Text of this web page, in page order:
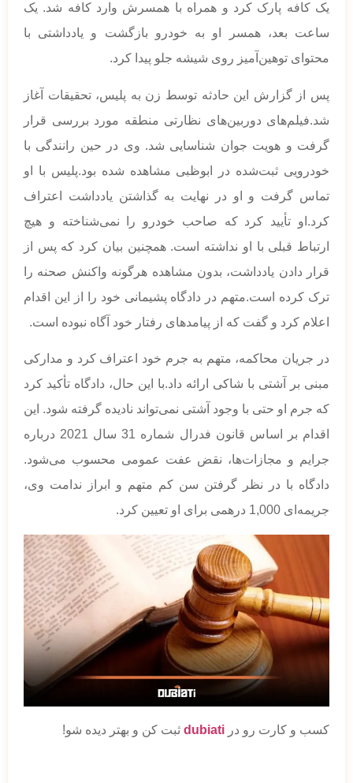
یک کافه پارک کرد و همراه با همسرش وارد کافه شد. یک
ساعت بعد، همسر او به خودرو بازگشت و یادداشتی با
محتوای توهین‌آمیز روی شیشه جلو پیدا کرد.
پس از گزارش این حادثه توسط زن به پلیس، تحقیقات آغاز
شد.فیلم‌های دوربین‌های نظارتی منطقه مورد بررسی قرار
گرفت و هویت جوان شناسایی شد. وی در حین رانندگی با
خودرویی ثبت‌شده در ابوظبی مشاهده شده بود.پلیس با او
تماس گرفت و او در نهایت به گذاشتن یادداشت اعتراف
کرد.او تأیید کرد که صاحب خودرو را نمی‌شناخته و هیچ
ارتباط قبلی با او نداشته است. همچنین بیان کرد که پس از
قرار دادن یادداشت، بدون مشاهده هرگونه واکنش صحنه را
ترک کرده است.متهم در دادگاه پشیمانی خود را از این اقدام
اعلام کرد و گفت که از پیامدهای رفتار خود آگاه نبوده است.
در جریان محاکمه، متهم به جرم خود اعتراف کرد و مدارکی
مبنی بر آشتی با شاکی ارائه داد.با این حال، دادگاه تأکید کرد
که جرم او حتی با وجود آشتی نمی‌تواند نادیده گرفته شود. این
اقدام بر اساس قانون فدرال شماره 31 سال 2021 درباره
جرایم و مجازات‌ها، نقض عفت عمومی محسوب می‌شود.
دادگاه با در نظر گرفتن سن کم متهم و ابراز ندامت وی،
جریمه‌ای 1,000 درهمی برای او تعیین کرد.
کسب و کارت رو در dubiati ثبت کن و بهتر دیده شو!